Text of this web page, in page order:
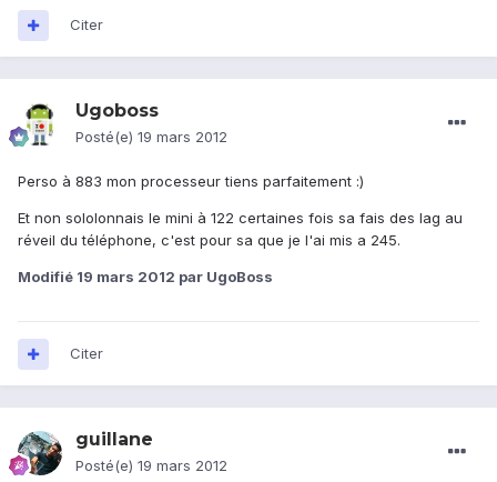
Citer
Ugoboss
Posté(e) 19 mars 2012
Perso à 883 mon processeur tiens parfaitement :)
Et non sololonnais le mini à 122 certaines fois sa fais des lag au
réveil du téléphone, c'est pour sa que je l'ai mis a 245.
Modifié 19 mars 2012 par UgoBoss
Citer
guillane
Posté(e) 19 mars 2012